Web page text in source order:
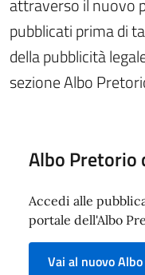
attraverso il nuovo
pubblicati prima di
della pubblicità
sezione Albo
Albo Pretorio
Accedi alle
portale dell'Albo
Vai al nuovo